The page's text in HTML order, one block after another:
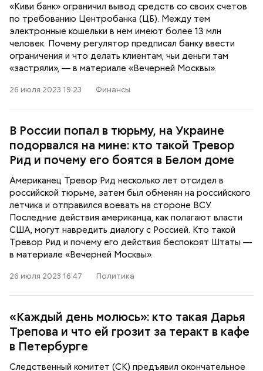
«Киви банк» ограничил вывод средств со своих счетов
по требованию Центробанка (ЦБ). Между тем
электронные кошельки в нем имеют более 13 млн
человек. Почему регулятор предписал банку ввести
ограничения и что делать клиентам, чьи деньги там
«застряли», — в материале «Вечерней Москвы».
26 июля 2023 19:23 Финансы
В России попал в тюрьму, на Украине
подорвался на мине: кто такой Тревор
Рид и почему его боятся в Белом доме
Американец Тревор Рид несколько лет отсидел в
российской тюрьме, затем был обменян на российского
летчика и отправился воевать на стороне ВСУ.
Последние действия американца, как полагают власти
США, могут навредить диалогу с Россией. Кто такой
Тревор Рид и почему его действия беспокоят Штаты —
в материале «Вечерней Москвы».
26 июля 2023 16:47 Политика
«Каждый день молюсь»: кто такая Дарья
Трепова и что ей грозит за теракт в кафе
в Петербурге
Следственный комитет (СК) предъявил окончательное